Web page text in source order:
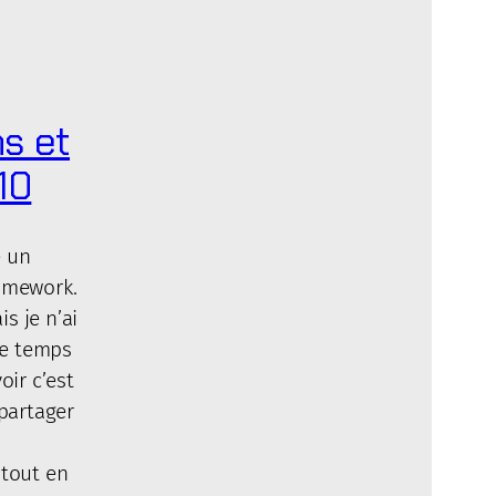
et
un
je n’ai
temps
c’est
en